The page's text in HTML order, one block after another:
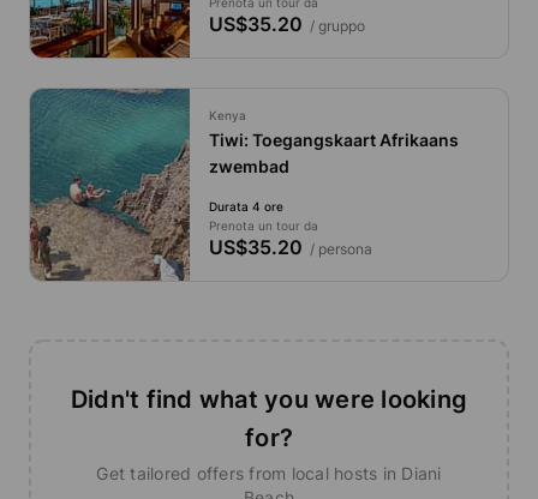
US$35.20 / gruppo
Kenya
Tiwi: Toegangskaart Afrikaans
zwembad
Durata 4 ore
Prenota un tour da
US$35.20 / persona
Didn't find what you were looking
for?
Get tailored offers from local hosts in Diani